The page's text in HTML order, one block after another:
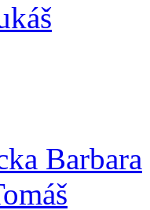
Barbara